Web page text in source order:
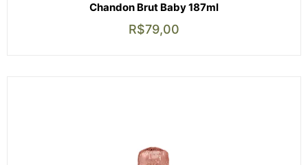
Chandon Brut Baby 187ml
R$79,00